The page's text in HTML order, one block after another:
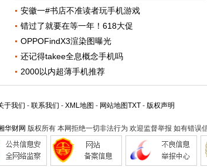
安徽一#书店不准读者玩手机游戏
错过了就要在等一年！618大促
OPPOFindX3渲染图曝光
还记得takee全息概念手机吗
2000以内超薄手机推荐
于我们 - 联系我们 - XML地图 - 网站地图TXT- 版权声明
华财网 版权所有 本网拒绝一切非法行为 欢迎监督举报 如有错误